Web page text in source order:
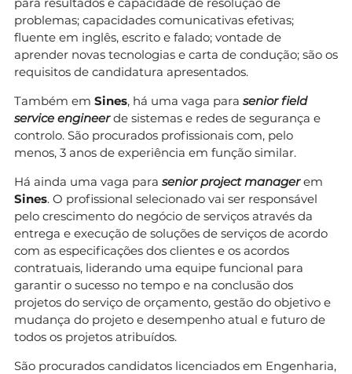
problemas; capacidades comunicativas efetivas;
fluente em inglês, escrito e falado; vontade de
aprender novas tecnologias e carta de condução; são os
requisitos de candidatura apresentados.
Também em Sines, há uma vaga para senior field
service engineerde sistemas e redes de segurança e
controlo. São procurados profissionais com, pelo
menos, 3 anos de experiência em função similar.
Há ainda uma vaga para senior project manager em
Sines. O profissional selecionado vai ser responsável
pelo crescimento do negócio de serviços através da
entrega e execução de soluções de serviços de acordo
com as especificações dos clientes e os acordos
contratuais, liderando uma equipe funcional para
garantir o sucesso no tempo e na conclusão dos
projetos do serviço de orçamento, gestão do objetivo e
mudança do projeto e desempenho atual e futuro de
todos os projetos atribuídos.
São procurados candidatos licenciados em Engenharia,